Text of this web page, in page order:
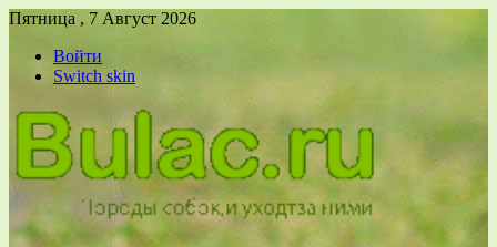
Пятница , 7 Август 2026
Войти
Switch skin